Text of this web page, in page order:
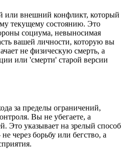
или внешний конфликт, который
текущему состоянию. Это
социума, невыносимая
вашей личности, которую вы
не физическую смерть, а
или 'смерти' старой версии
за пределы ограничений,
Вы не убегаете, а
Это указывает на зрелый способ
через борьбу или бегство, а